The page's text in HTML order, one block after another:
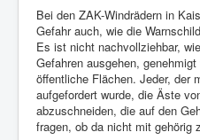
Bei den ZAK-Windrädern in
Gefahr auch, wie die
Es ist nicht nachvollziehbar,
Gefahren ausgehen,
öffentliche Flächen. Jeder, der
aufgefordert wurde, die Äste
abzuschneiden, die auf den
fragen, ob da nicht mit gehörig